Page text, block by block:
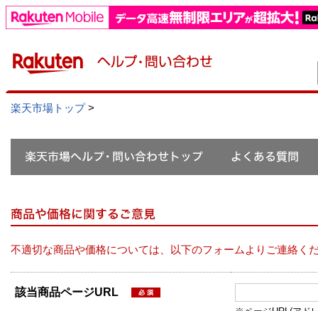
楽天市場トップ>
不適切な商品や価格については、以下のフォームよりご連絡く
該当商品ページURL